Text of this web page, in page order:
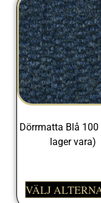
Dörrmatta Blå 100
lager vara)
VÄLJ